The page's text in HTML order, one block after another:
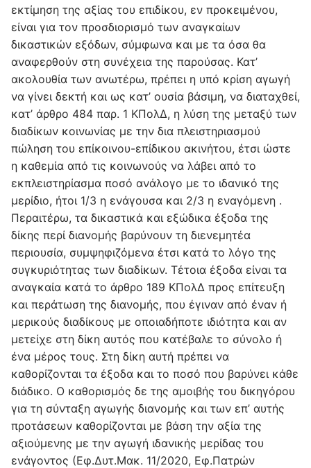
εκτίμηση της αξίας του επιδίκου, εν προκειμένου,
είναι για τον προσδιορισμό των αναγκαίων
δικαστικών εξόδων, σύμφωνα και με τα όσα θα
αναφερθούν στη συνέχεια της παρούσας. Κατ’
ακολουθία των ανωτέρω, πρέπει η υπό κρίση αγωγή
να γίνει δεκτή και ως κατ’ ουσία βάσιμη, να διαταχθεί,
κατ’ άρθρο 484 παρ. 1 ΚΠολΔ, η λύση της μεταξύ των
διαδίκων κοινωνίας με την δια πλειστηριασμού
πώληση του επίκοινου-επίδικου ακινήτου, έτσι ώστε
η καθεμία από τις κοινωνούς να λάβει από το
εκπλειστηρίασμα ποσό ανάλογο με το ιδανικό της
μερίδιο, ήτοι 1/3 η ενάγουσα και 2/3 η εναγόμενη .
Περαιτέρω, τα δικαστικά και εξώδικα έξοδα της
δίκης περί διανομής βαρύνουν τη διενεμητέα
περιουσία, συμψηφιζόμενα έτσι κατά το λόγο της
συγκυριότητας των διαδίκων. Τέτοια έξοδα είναι τα
αναγκαία κατά το άρθρο 189 ΚΠολΔ προς επίτευξη
και περάτωση της διανομής, που έγιναν από έναν ή
μερικούς διαδίκους με οποιαδήποτε ιδιότητα και αν
μετείχε στη δίκη αυτός που κατέβαλε το σύνολο ή
ένα μέρος τους. Στη δίκη αυτή πρέπει να
καθορίζονται τα έξοδα και το ποσό που βαρύνει κάθε
διάδικο. Ο καθορισμός δε της αμοιβής του δικηγόρου
για τη σύνταξη αγωγής διανομής και των επ’ αυτής
προτάσεων καθορίζονται με βάση την αξία της
αξιούμενης με την αγωγή ιδανικής μερίδας του
ενάγοντος (Εφ.Δυτ.Μακ. 11/2020, Εφ.Πατρών